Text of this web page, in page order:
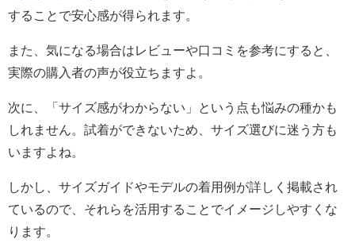
することで安心感が得られます。
また、気になる場合はレビューや口コミを参考にすると、
実際の購入者の声が役立ちますよ。
次に、「サイズ感がわからない」という点も悩みの種かも
しれません。試着ができないため、サイズ選びに迷う方も
いますよね。
しかし、サイズガイドやモデルの着用例が詳しく掲載され
ているので、それらを活用することでイメージしやすくな
ります。